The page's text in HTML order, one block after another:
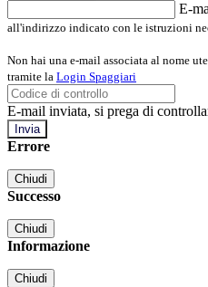
E-
all'indirizzo indicato con le istruzioni
Non hai una e-mail associata al nome
tramite la Login Spaggiari
E-mail inviata, si prega di
Errore
Chiudi
Successo
Chiudi
Informazione
Chiudi